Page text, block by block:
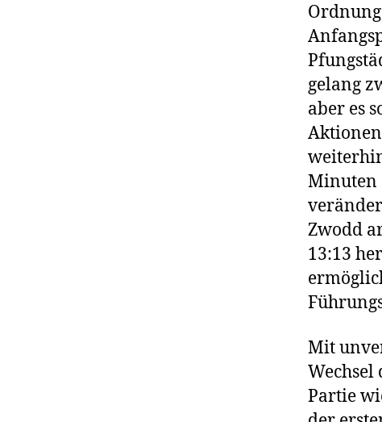
gelang
aber es
Minuten
Zwodd
13:13
Mit
Partie